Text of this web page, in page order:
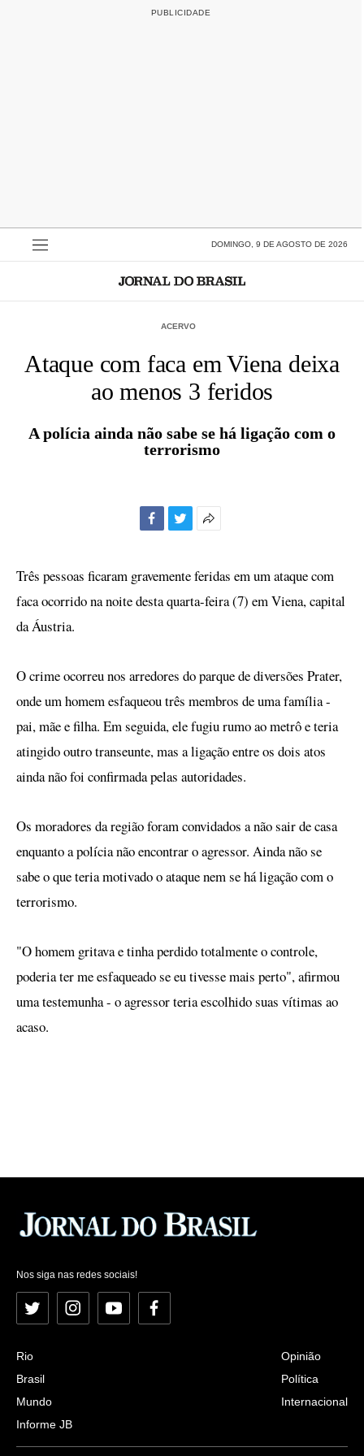
DOMINGO, 9 DE AGOSTO DE 2026
ACERVO
Ataque com faca em Viena deixa
ao menos 3 feridos
A polícia ainda não sabe se há ligação com o
terrorismo
compartilhamento
Três pessoas ficaram gravemente feridas em um ataque com
faca ocorrido na noite desta quarta-feira (7) em Viena, capital
da Áustria.
O crime ocorreu nos arredores do parque de diversões Prater,
onde um homem esfaqueou três membros de uma família -
pai, mãe e filha. Em seguida, ele fugiu rumo ao metrô e teria
atingido outro transeunte, mas a ligação entre os dois atos
ainda não foi confirmada pelas autoridades.
Os moradores da região foram convidados a não sair de casa
enquanto a polícia não encontrar o agressor. Ainda não se
sabe o que teria motivado o ataque nem se há ligação com o
terrorismo.
"O homem gritava e tinha perdido totalmente o controle,
poderia ter me esfaqueado se eu tivesse mais perto", afirmou
uma testemunha - o agressor teria escolhido suas vítimas ao
acaso.
Nos siga nas redes sociais!
Twitter InstagramYouTubeFacebook
Rio
Brasil
Mundo
Informe JB
Opinião
Política
Internacional